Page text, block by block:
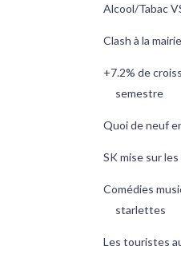
Alcool/Tabac
Clash à la
+7.2% de
semestre
Quoi de neuf
SK mise sur
Comédies
starlettes
Les touristes